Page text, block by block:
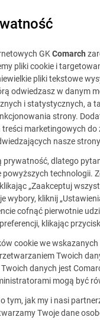
jest już
GKComarch
pliki cookie i
pliki tekstowe
odwiedzasz w danym
i statystycznych, a
strony.
marketingowych do
nasze
prywatność, dlatego
technologii.
„Zaakceptuj
wybory, kliknij
cofnąć pierwotnie
klikając
cookie we
Twoich
danych jest
mogą być
tym, jak my i nasi
Twoje dane